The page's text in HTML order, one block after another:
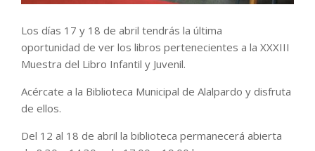
Los días 17 y 18 de abril tendrás la última
oportunidad de ver los libros pertenecientes a la XXXIII
Muestra del Libro Infantil y Juvenil.
Acércate a la Biblioteca Municipal de Alalpardo y disfruta
de ellos.
Del 12 al 18 de abril la biblioteca permanecerá abierta